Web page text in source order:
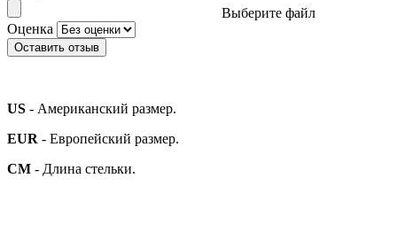
Выберите файл
Оценка
Оставить отзыв
US - Американский размер.
EUR - Европейский размер.
СМ - Длина стельки.